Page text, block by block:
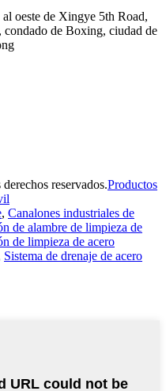
oeste de Xingye 5th Road,
condado de Boxing, ciudad de
reservados.Productos
, Canalones industriales de
de alambre de limpieza de
de limpieza de acero
Sistema de drenaje de acero